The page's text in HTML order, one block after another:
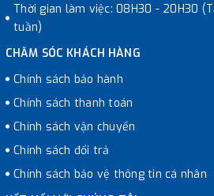
Thời gian làm việc: 08H30 - 20H30
tuần)
CHĂM SÓC KHÁCH HÀNG
Chính sách bảo hành
Chính sách thanh toán
Chính sách vận chuyển
Chính sách đổi trả
Chính sách bảo vệ thông tin cá nhân